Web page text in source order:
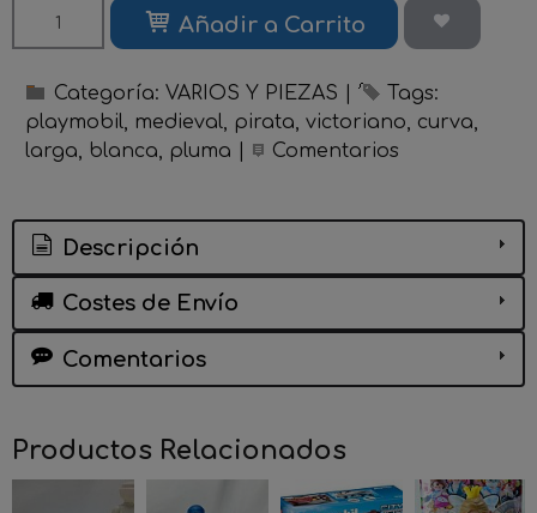
Añadir a Carrito
Categoría: VARIOS Y PIEZAS
Tags:
playmobil
medieval pirata victoriano
curva
larga
blanca pluma Comentarios
Descripción
Costes de Envío
Comentarios
Productos Relacionados